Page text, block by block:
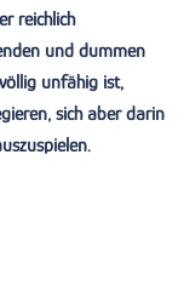
reichlich
und dummen
unfähig ist,
sich aber darin